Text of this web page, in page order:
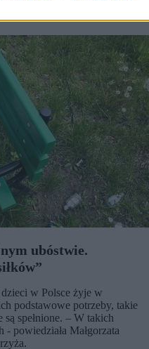
ubóstwie.
w Polsce żyje w
podstawowe potrzeby, takie
spełnione. – W takich
powiedziała Małgorzata